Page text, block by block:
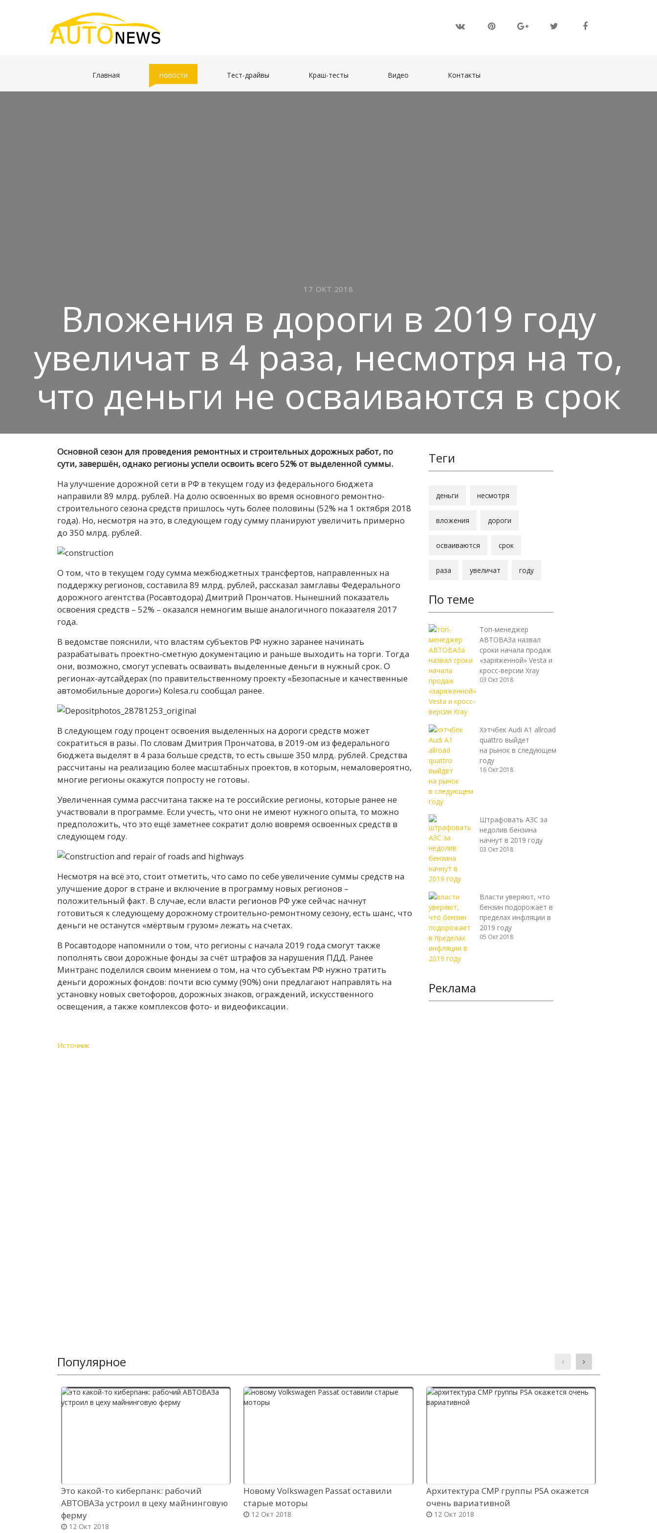
Главная Новости Тест-драйвы Краш-тесты Видео Контакты
17 ОКТ 2018
Вложения в дороги в 2019 году
увеличат в 4 раза, несмотря на то,
что деньги не осваиваются в срок
Основной сезон для проведения ремонтных и строительных дорожных работ, по
сути, завершён, однако регионы успели освоить всего 52% от выделенной суммы.
На улучшение дорожной сети в РФ в текущем году из федерального бюджета
направили 89 млрд. рублей. На долю освоенных во время основного ремонтно-
строительного сезона средств пришлось чуть более половины (52% на 1 октября 2018
года). Но, несмотря на это, в следующем году сумму планируют увеличить примерно
до 350 млрд. рублей.
О том, что в текущем году сумма межбюджетных трансфертов, направленных на
поддержку регионов, составила 89 млрд. рублей, рассказал замглавы Федерального
дорожного агентства (Росавтодора) Дмитрий Прончатов. Нынешний показатель
освоения средств – 52% – оказался немногим выше аналогичного показателя 2017
года.
В ведомстве пояснили, что властям субъектов РФ нужно заранее начинать
разрабатывать проектно-сметную документацию и раньше выходить на торги. Тогда
они, возможно, смогут успевать осваивать выделенные деньги в нужный срок. О
регионах-аутсайдерах (по правительственному проекту «Безопасные и качественные
автомобильные дороги») Kolesa.ru сообщал ранее.
В следующем году процент освоения выделенных на дороги средств может
сократиться в разы. По словам Дмитрия Прончатова, в 2019-ом из федерального
бюджета выделят в 4 раза больше средств, то есть свыше 350 млрд. рублей. Средства
рассчитаны на реализацию более масштабных проектов, в которым, немаловероятно,
многие регионы окажутся попросту не готовы.
Увеличенная сумма рассчитана также на те российские регионы, которые ранее не
участвовали в программе. Если учесть, что они не имеют нужного опыта, то можно
предположить, что это ещё заметнее сократит долю вовремя освоенных средств в
следующем году.
Несмотря на всё это, стоит отметить, что само по себе увеличение суммы средств на
улучшение дорог в стране и включение в программу новых регионов –
положительный факт. В случае, если власти регионов РФ уже сейчас начнут
готовиться к следующему дорожному строительно-ремонтному сезону, есть шанс, что
деньги не останутся «мёртвым грузом» лежать на счетах.
В Росавтодоре напомнили о том, что регионы с начала 2019 года смогут также
пополнять свои дорожные фонды за счёт штрафов за нарушения ПДД. Ранее
Минтранс поделился своим мнением о том, на что субъектам РФ нужно тратить
деньги дорожных фондов: почти всю сумму (90%) они предлагают направлять на
установку новых светофоров, дорожных знаков, ограждений, искусственного
освещения, а также комплексов фото- и видеофиксации.
Источник
Теги
деньги несмотря
вложения дороги
осваиваются срок
раза увеличат году
По теме
Топ-менеджер
АВТОВАЗа назвал
сроки начала продаж
«заряженной» Vesta и
кросс-версии Xray
03 Окт 2018
Хэтчбек Audi A1 allroad
quattro выйдет
на рынок в следующем
году
16 Окт 2018
Штрафовать АЗС за
недолив бензина
начнут в 2019 году
03 Окт 2018
Власти уверяют, что
бензин подорожает в
пределах инфляции в
2019 году
05 Окт 2018
Реклама
Популярное
Это какой-то киберпанк: рабочий
АВТОВАЗа устроил в цеху майнинговую
ферму
12 Окт 2018
Новому Volkswagen Passat оставили
старые моторы
12 Окт 2018
Архитектура CMP группы PSA окажется
очень вариативной
12 Окт 2018